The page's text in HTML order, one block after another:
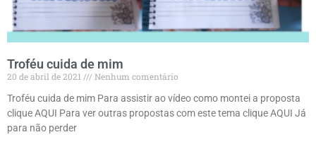
Troféu cuida de mim
20 de abril de 2021
Nenhum comentário
Troféu cuida de mim Para assistir ao vídeo como montei a proposta
clique AQUI Para ver outras propostas com este tema clique AQUI Já
para não perder